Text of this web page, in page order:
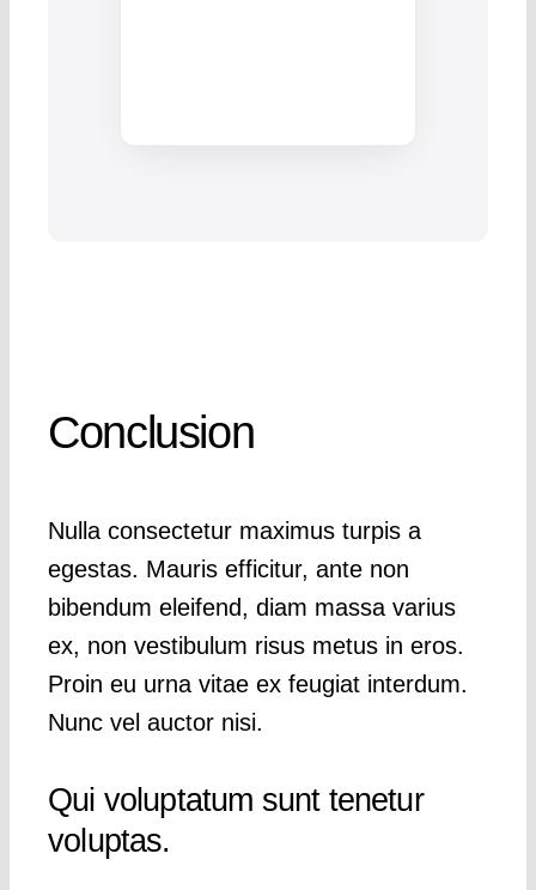
Conclusion
Nulla consectetur maximus turpis a
egestas. Mauris efficitur, ante non
bibendum eleifend, diam massa varius
ex, non vestibulum risus metus in eros.
Proin eu urna vitae ex feugiat interdum.
Nunc vel auctor nisi.
Qui voluptatum sunt tenetur
voluptas.